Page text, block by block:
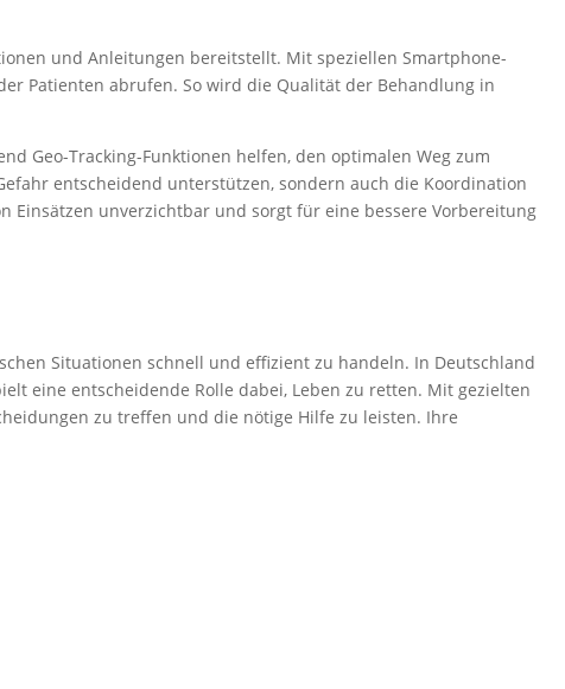
und Anleitungen bereitstellt. Mit speziellen Smartphone-
Patienten abrufen. So wird die Qualität der Behandlung in
Geo-Tracking-Funktionen helfen, den optimalen Weg zum
entscheidend unterstützen, sondern auch die Koordination
Einsätzen unverzichtbar und sorgt für eine bessere Vorbereitung
Situationen schnell und effizient zu handeln. In Deutschland
eine entscheidende Rolle dabei, Leben zu retten. Mit gezielten
zu treffen und die nötige Hilfe zu leisten. Ihre